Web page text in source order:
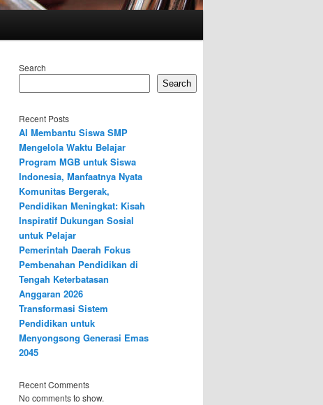
Search
Search
Recent Posts
AI Membantu Siswa SMP
Mengelola Waktu Belajar
Program MGB untuk Siswa
Indonesia, Manfaatnya Nyata
Komunitas Bergerak,
Pendidikan Meningkat: Kisah
Inspiratif Dukungan Sosial
untuk Pelajar
Pemerintah Daerah Fokus
Pembenahan Pendidikan di
Tengah Keterbatasan
Anggaran 2026
Transformasi Sistem
Pendidikan untuk
Menyongsong Generasi Emas
2045
Recent Comments
No comments to show.